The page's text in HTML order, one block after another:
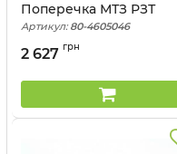
Поперечка МТЗ РЗТ
Артикул: 80-4605046
2 627 грн